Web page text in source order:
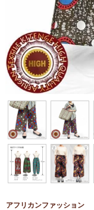
アフリカンファッション